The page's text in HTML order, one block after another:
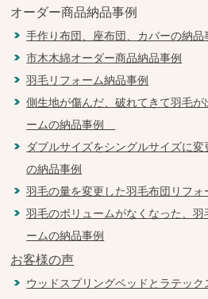
オーダー商品納品事例
手作り布団、座布団、カバーの納品
市木木綿オーダー商品納品事例
羽毛リフォーム納品事例
側生地が傷んだ、破れてきて羽毛
ームの納品事例
ダブルサイズをシングルサイズに
の納品事例
羽毛の量を変更した羽毛布団リフォ
羽毛のボリュームがなくなった、
ームの納品事例
お客様の声
ウッドスプリングベッドとラテッ